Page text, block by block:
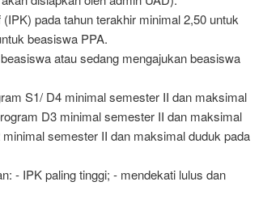
pada tahun terakhir minimal 2,50 untuk
beasiswa PPA.
atau sedang mengajukan beasiswa
S1/ D4 minimal semester II dan maksimal
D3 minimal semester II dan maksimal
semester II dan maksimal duduk pada
- IPK paling tinggi; - mendekati lulus dan